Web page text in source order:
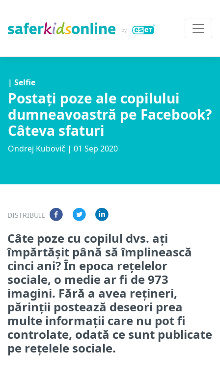
| Selfie
Postați poze ale copilului
dumneavoastră pe Facebook?
Câteva sfaturi
Ondrej Kubovič | 01 Sep 2020
DISTRIBUIE
Câte poze cu copilul dvs. ați
împărtășit până să împlinească
cinci ani? În epoca rețelelor
sociale, o medie ar fi de 973
imagini. Fără a avea rețineri,
părinții postează deseori prea
multe informații care nu pot fi
controlate, odată ce sunt publicate
pe rețelele sociale.